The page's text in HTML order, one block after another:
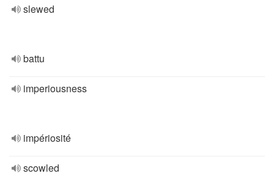
slewed
battu
imperiousness
impériosité
scowled